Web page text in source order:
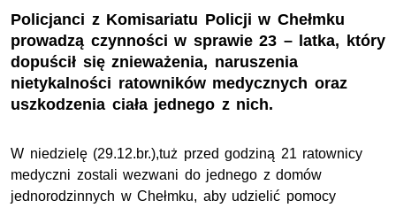
Policjanci z Komisariatu Policji w Chełmku
prowadzą czynności w sprawie 23 – latka, który
dopuścił się znieważenia, naruszenia
nietykalności ratowników medycznych oraz
uszkodzenia ciała jednego z nich.
W niedzielę (29.12.br.),tuż przed godziną 21 ratownicy
medyczni zostali wezwani do jednego z domów
jednorodzinnych w Chełmku, aby udzielić pomocy